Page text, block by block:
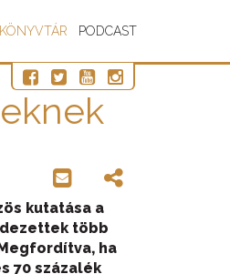
KÖNYVTÁR PODCAST
kutatása a
több
ha
70 százalék